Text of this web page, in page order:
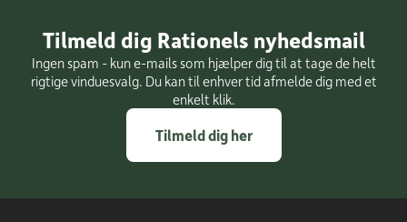
Tilmeld dig Rationels nyhedsmail
Ingen spam - kun e-mails som hjælper dig til at tage de helt
rigtige vinduesvalg. Du kan til enhver tid afmelde dig med et
enkelt klik.
Tilmeld dig her